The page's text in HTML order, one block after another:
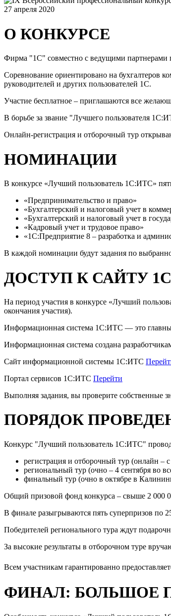
27 апреля 2020
О КОНКУРСЕ
Фирма "1С" совместно с ведущими партнерами
Соревнование ориентировано на бухгалтеров
руководителей и других пользователей 1С.
Участие бесплатное – приглашаются все
В борьбе за звание "Лучшего пользователя
Онлайн-регистрация и отборочный тур
НОМИНАЦИИ
В конкурсе «Лучший пользователь 1С:ИТС»
«Предпринимательство и право»
«Бухгалтерский и налоговый учет в
«Бухгалтерский и налоговый учет в
«Кадровый учет и трудовое право»
«1С:Предприятие 8 – разработка и
В каждой номинации будут задания по
ДОСТУП К САЙТУ
На период участия в конкурсе «Лучший
окончания участия).
Информационная система 1С:ИТС — это главный
Информационная система создана
Сайт информационной системы 1С:ИТС
Портал сервисов 1С:ИТС Перейти
Выполняя задания, вы проверите собственные
ПОРЯДОК
Конкурс "Лучший пользователь 1С:ИТС"
регистрация и отборочный тур (онлайн –
региональный тур (очно – 4 сентября во
финальный тур (очно в октябре в
Общий призовой фонд конкурса – свыше 2 000
В финале разыгрываются пять суперпризов по
Победителей регионального тура ждут
За высокие результаты в отборочном туре
Всем участникам гарантированно
ФИНАЛ: БОЛЬШОЕ